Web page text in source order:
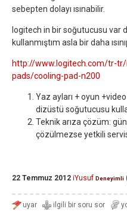
sebepten dolayı ısınabilir.
logitech in bir soğutucusu var
kullanmıştım asla bir daha
http://www.logitech.com/tr-
pads/cooling-pad-n200
Yaz ayları + oyun
dizüstü soğutucusu
Teknik arıza çözüm:
çözülmezse yetkili
22 Temmuz 2012 iYusuf Deneyimli (